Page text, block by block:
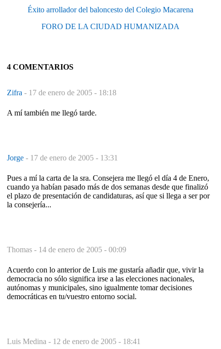
Éxito arrollador del baloncesto del Colegio Macarena
FORO DE LA CIUDAD HUMANIZADA
4 COMENTARIOS
Zifra - 17 de enero de 2005 - 18:18
A mí también me llegó tarde.
Jorge - 17 de enero de 2005 - 13:31
Pues a mí la carta de la sra. Consejera me llegó el día 4 de Enero,
cuando ya habían pasado más de dos semanas desde que finalizó
el plazo de presentación de candidaturas, así que si llega a ser por
la consejería...
Thomas - 14 de enero de 2005 - 00:09
Acuerdo con lo anterior de Luis me gustaría añadir que, vivir la
democracia no sólo significa irse a las elecciones nacionales,
autónomas y municipales, sino igualmente tomar decisiones
democráticas en tu/vuestro entorno social.
Luis Medina - 12 de enero de 2005 - 18:41